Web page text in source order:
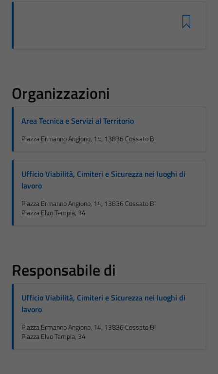
Organizzazioni
Area Tecnica e Servizi al Territorio
Piazza Ermanno Angiono, 14, 13836 Cossato BI
Ufficio Viabilità, Cimiteri e Sicurezza nei luoghi di
lavoro
Piazza Ermanno Angiono, 14, 13836 Cossato BI
Piazza Elvo Tempia, 34
Responsabile di
Ufficio Viabilità, Cimiteri e Sicurezza nei luoghi di
lavoro
Piazza Ermanno Angiono, 14, 13836 Cossato BI
Piazza Elvo Tempia, 34